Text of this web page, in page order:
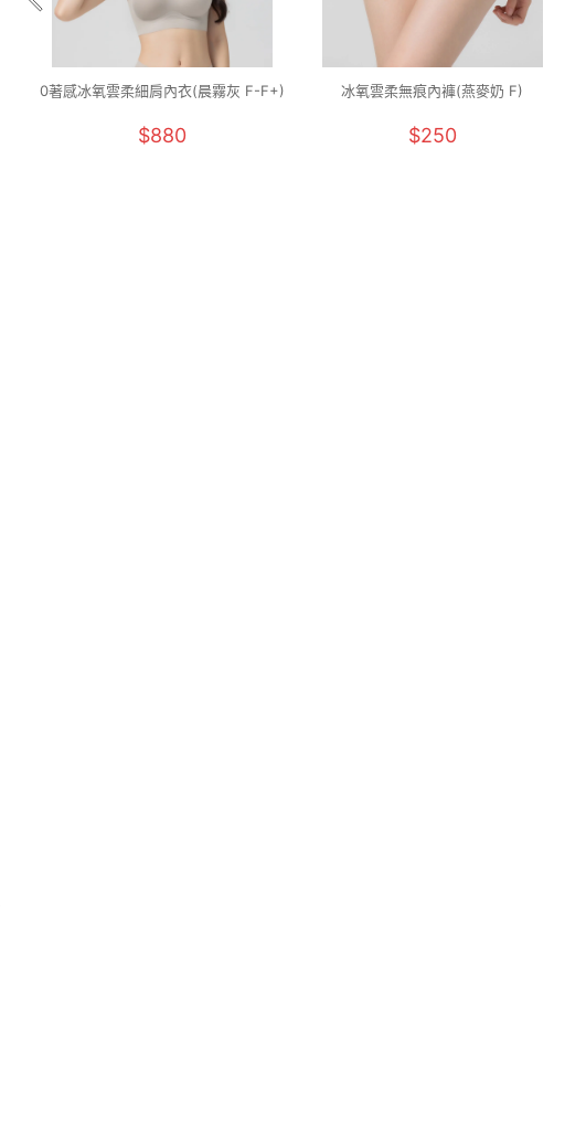
0著感冰氧雲柔細肩內衣(晨霧灰 F-F+)
$880
冰氧雲柔無痕內褲(燕麥奶 F)
$250